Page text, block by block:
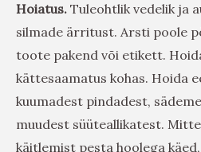
Hoiatus. Tuleohtlik vedelik ja
silmade ärritust. Arsti poole
toote pakend või etikett.
kättesaamatus kohas. Hoida
kuumadest pindadest,
muudest süüteallikatest.
käitlemist pesta hoolega